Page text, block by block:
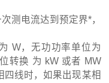
测电流达到预定界*，
W，无功功率单位为
转换 为 kW 或者 MW
四线时，如果出现某相